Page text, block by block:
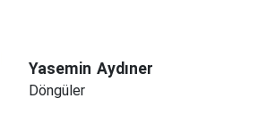
Yasemin Aydıner
Döngüler